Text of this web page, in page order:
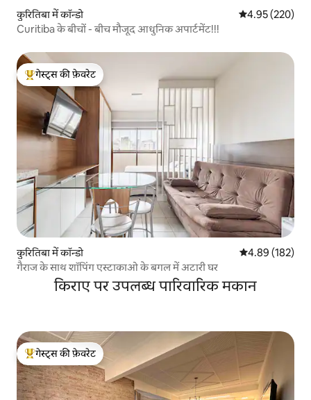
कुरितिबा में कॉन्डो औसत रेटिंग 5 में से
4.95 (220)
Curitiba के बीचों - बीच मौजूद आधुनिक अपार्टमेंट!!!
गेस्ट्स का टॉप फ़ेवरेट
गेस्ट्स की फ़ेवरेट
कुरितिबा में कॉन्डो औसत रेटिंग 5 में से
4.89 (182)
गैराज के साथ शॉपिंग एस्टाकाओ के बगल में अटारी घर
किराए पर उपलब्ध पारिवारिक मकान
गेस्ट्स का टॉप फ़ेवरेट
गेस्ट्स की फ़ेवरेट